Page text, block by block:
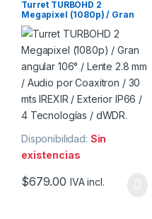
Turret TURBOHD 2
Megapixel (1080p) / Gran
angular 106° / Lente 2.8 mm
/ Audio por Coaxitron.
Disponibilidad: Sin
existencias
$679.00 IVA incl.